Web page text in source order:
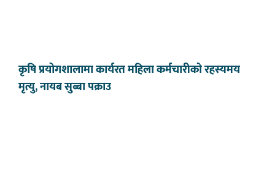
कृषि प्रयोगशालामा कार्यरत महिला कर्मचारीको रहस्यमय
मृत्यु, नायब सुब्बा पक्राउ